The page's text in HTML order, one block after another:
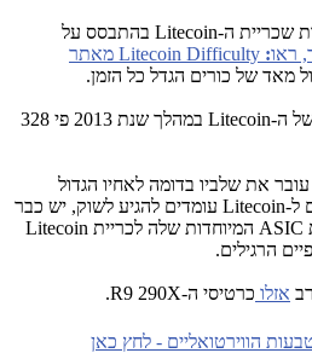
שכריית ה-Litecoin בהתבסס על
ראו:
Litecoin Difficulty מאתר
מאד של כורים הגדל כל הזמן.
ה-Litecoin
במהלך שנת 2013 פי 328
עובר את שלביו בדומה לאחיו הגדול
ל-Litecoin עומדים להגיע לשוק, יש כבר
ASIC המיוחדות שלה לכריית Litecoin
הרגילים.
אזלו כרטיסי ה-R9 290X.
הווירטואליים - לחץ כאן